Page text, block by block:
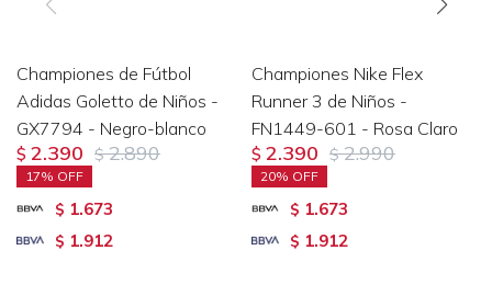
Championes de Fútbol
Adidas Goletto de Niños -
GX7794 - Negro-blanco
$ 2.390 $ 2.890
17
$ 1.673
$ 1.912
Championes Nike Flex
Runner 3 de Niños -
FN1449-601 - Rosa Claro
$ 2.390 $ 2.990
20
$ 1.673
$ 1.912